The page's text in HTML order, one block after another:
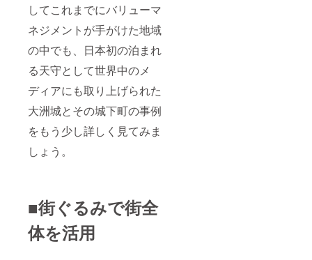
してこれまでにバリューマ
ネジメントが手がけた地域
の中でも、日本初の泊まれ
る天守として世界中のメ
ディアにも取り上げられた
大洲城とその城下町の事例
をもう少し詳しく見てみま
しょう。
■街ぐるみで街全
体を活用